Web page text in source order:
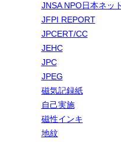
JNSA NPO日本ネッ
JFPI REPORT
JPCERT/CC
JEHC
JPC
JPEG
磁気記録紙
自己実施
磁性インキ
地紋